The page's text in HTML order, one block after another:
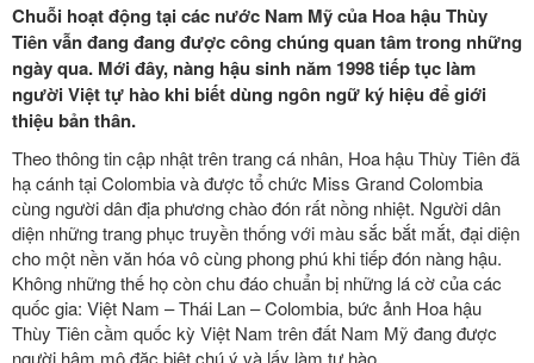
Chuỗi hoạt động tại các nước Nam Mỹ của Hoa hậu Thùy
Tiên vẫn đang đang được công chúng quan tâm trong những
ngày qua. Mới đây, nàng hậu sinh năm 1998 tiếp tục làm
người Việt tự hào khi biết dùng ngôn ngữ ký hiệu để giới
thiệu bản thân.
Theo thông tin cập nhật trên trang cá nhân, Hoa hậu Thùy Tiên đã
hạ cánh tại Colombia và được tổ chức Miss Grand Colombia
cùng người dân địa phương chào đón rất nồng nhiệt. Người dân
diện những trang phục truyền thống với màu sắc bắt mắt, đại diện
cho một nền văn hóa vô cùng phong phú khi tiếp đón nàng hậu.
Không những thế họ còn chu đáo chuẩn bị những lá cờ của các
quốc gia: Việt Nam – Thái Lan – Colombia, bức ảnh Hoa hậu
Thùy Tiên cầm quốc kỳ Việt Nam trên đất Nam Mỹ đang được
người hâm mộ đặc biệt chú ý và lấy làm tự hào.